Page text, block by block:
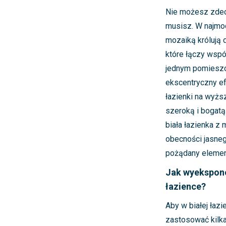
Nie możesz
musisz. W
mozaiką królują
które łączy
jednym
ekscentryczny
łazienki na
szeroką i
biała łazienka
obecności
pożądany
Jak
łazience?
Aby w białej
zastosować